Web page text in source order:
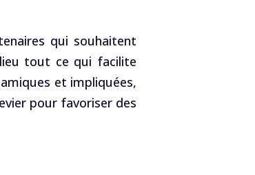
qui souhaitent
tout ce qui facilite
et impliquées,
pour favoriser des